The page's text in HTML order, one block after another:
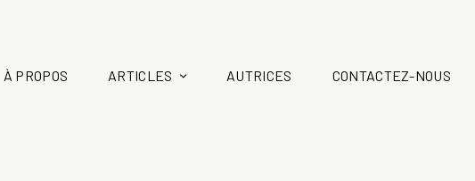
À PROPOS ARTICLES AUTRICES CONTACTEZ-NOUS